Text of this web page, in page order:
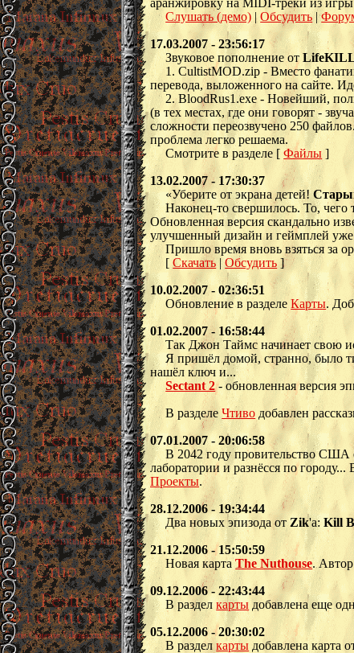
аранжировку на MIDI-треки из
Слушать (демо) |Обсудить|
17.03.2007 - 23:56:17
Звуковое пополнение от
1. CultistMOD.zip - Вместо
перевода, выложенного на сайте.
2. BloodRus1.exe - Новейший,
(в тех местах, где они говорят -
сложности переозвучено 250
проблема легко решаема.
Смотрите в разделе [Файлы]
13.02.2007 - 17:30:37
«Уберите от экрана детей!
Наконец-то свершилось. То, чего
Обновленная версия скандально
улучшенный дизайн и геймплей
Пришло время вновь взяться за
[Скачать |Обсудить ]
10.02.2007 - 02:36:51
Обновление в разделеКарты.
01.02.2007 - 16:58:44
Так Джон Таймс начинает свою
Я пришёл домой, странно, было
нашёл ключ и...
Sectant 2- обновленная версия
В разделеЧтиво добавлен
07.01.2007 - 20:06:58
В 2042 году провительство США
лаборатории и разнёсся по
Проекты.
28.12.2006 - 19:34:44
Два новых эпизода отZik'а:Kill
21.12.2006 - 15:50:59
Новая картаThe Nuthouse.
09.12.2006 - 22:43:44
В разделкартыдобавлена еще
05.12.2006 - 20:30:02
В разделкарты добавлена карта